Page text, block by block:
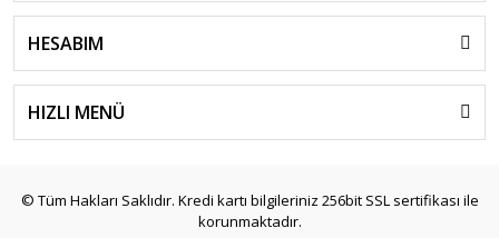
HESABIM
HIZLI MENÜ
© Tüm Hakları Saklıdır. Kredi kartı bilgileriniz 256bit SSL sertifikası ile
korunmaktadır.